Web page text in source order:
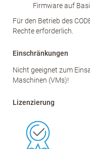
Firmware auf
Für den Betrieb des
Rechte erforderlich.
Einschränkungen
Nicht geeignet zum
Maschinen (VMs)!
Lizenzierung